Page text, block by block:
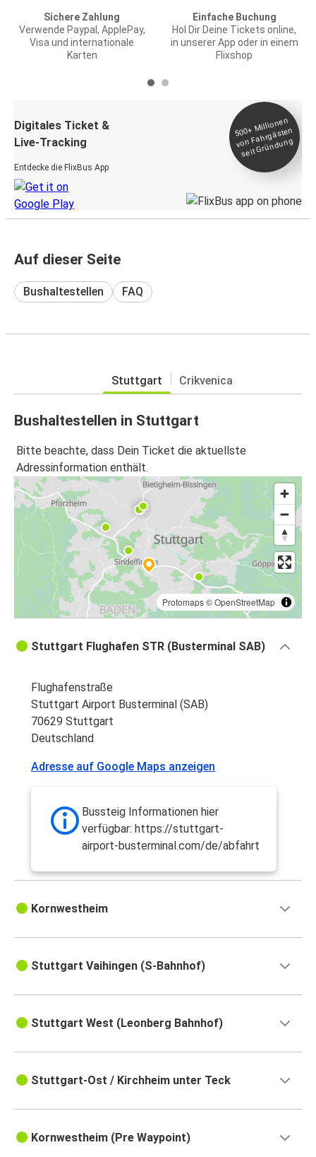
Sichere Zahlung
Verwende Paypal, ApplePay,
Visa und internationale
Karten
Einfache Buchung
Hol Dir Deine Tickets online,
in unserer App oder in einem
Flixshop
Digitales Ticket &
Live-Tracking
Entdecke die FlixBus App
500+
Millionen
von Fahrgästen
seit
Gründung
Auf dieser Seite
Bushaltestellen FAQ
Stuttgart Crikvenica
Bushaltestellen in Stuttgart
Bitte beachte, dass Dein Ticket die aktuellste
Adressinformation enthält.
Protomaps©OpenStreetMap
Stuttgart Flughafen STR (Busterminal SAB)
Flughafenstraße
Stuttgart Airport Busterminal (SAB)
70629 Stuttgart
Deutschland
Adresse auf Google Maps anzeigen
Bussteig Informationen hier
verfügbar: https://stuttgart-
airport-busterminal.com/de/abfahrt
Kornwestheim
Stuttgart Vaihingen (S-Bahnhof)
Stuttgart West (Leonberg Bahnhof)
Stuttgart-Ost / Kirchheim unter Teck
Kornwestheim (Pre Waypoint)